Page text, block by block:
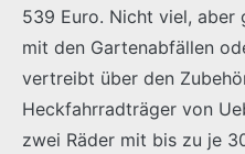
539 Euro. Nicht viel, aber
mit den Gartenabfällen
vertreibt über den
Heckfahrradträger von
zwei Räder mit bis zu je